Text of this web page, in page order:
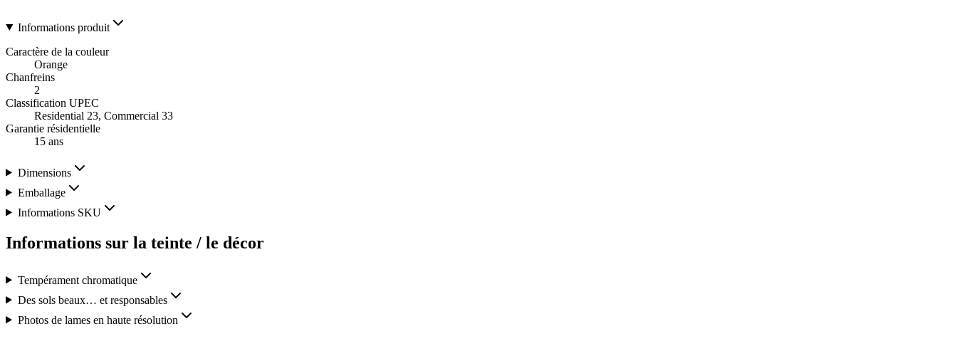
Informations produit
Caractère de la couleur
Orange
Chanfreins
2
Classification UPEC
Residential 23, Commercial 33
Garantie résidentielle
15 ans
Dimensions
Emballage
Informations SKU
Informations sur la teinte / le décor
Tempérament chromatique
Des sols beaux… et responsables
Photos de lames en haute résolution